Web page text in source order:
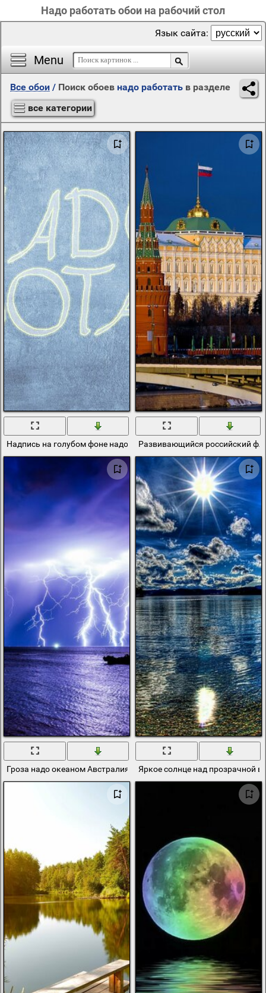
Надо работать обои на рабочий стол
Menu
Язык сайта:
Все обои / Поиск обоев надо работать в разделе
все категории
Надпись на голубом фоне надо работатьРазвивающийся российский
Гроза надо океаном Австралия Яркое солнце над прозрачной